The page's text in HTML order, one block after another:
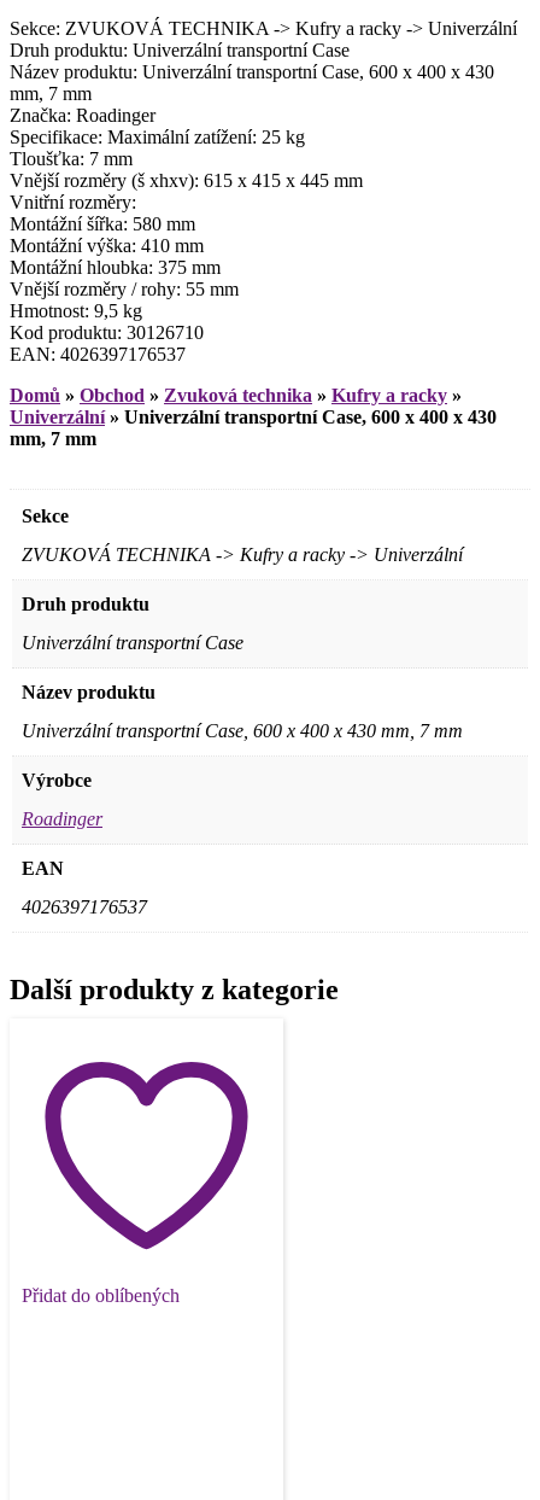
Sekce: ZVUKOVÁ TECHNIKA -> Kufry a racky -> Univerzální
Druh produktu: Univerzální transportní Case
Název produktu: Univerzální transportní Case, 600 x 400 x 430
mm, 7 mm
Značka: Roadinger
Specifikace: Maximální zatížení: 25 kg
Tloušťka: 7 mm
Vnější rozměry (š xhxv): 615 x 415 x 445 mm
Vnitřní rozměry:
Montážní šířka: 580 mm
Montážní výška: 410 mm
Montážní hloubka: 375 mm
Vnější rozměry / rohy: 55 mm
Hmotnost: 9,5 kg
Kod produktu: 30126710
EAN: 4026397176537
Domů » Obchod » Zvuková technika » Kufry a racky »
Univerzální» Univerzální transportní Case, 600 x 400 x 430
mm, 7 mm
Sekce
ZVUKOVÁ TECHNIKA -> Kufry a racky -> Univerzální
Druh produktu
Univerzální transportní Case
Název produktu
Univerzální transportní Case, 600 x 400 x 430 mm, 7 mm
Výrobce
Roadinger
EAN
4026397176537
Další produkty z kategorie
Přidat do oblíbených